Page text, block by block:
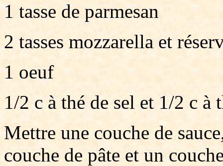
1 tasse de parmesan
2 tasses mozzarella et
1 oeuf
1/2 c à thé de sel et 1/2 c à
Mettre une couche de
couche de pâte et un